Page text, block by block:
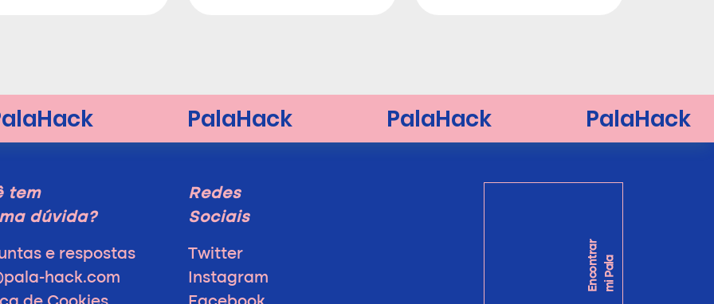
tem
dúvida?
e respostas
hack.com
Redes
Sociais
Twitter
Instagram